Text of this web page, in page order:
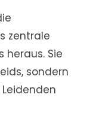
zentrale
heraus. Sie
sondern